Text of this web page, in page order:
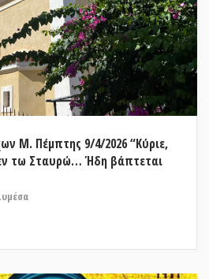
Μ. Πέμπτης 9/4/2026 “Κύριε,
τω Σταυρώ… Ήδη βάπτεται